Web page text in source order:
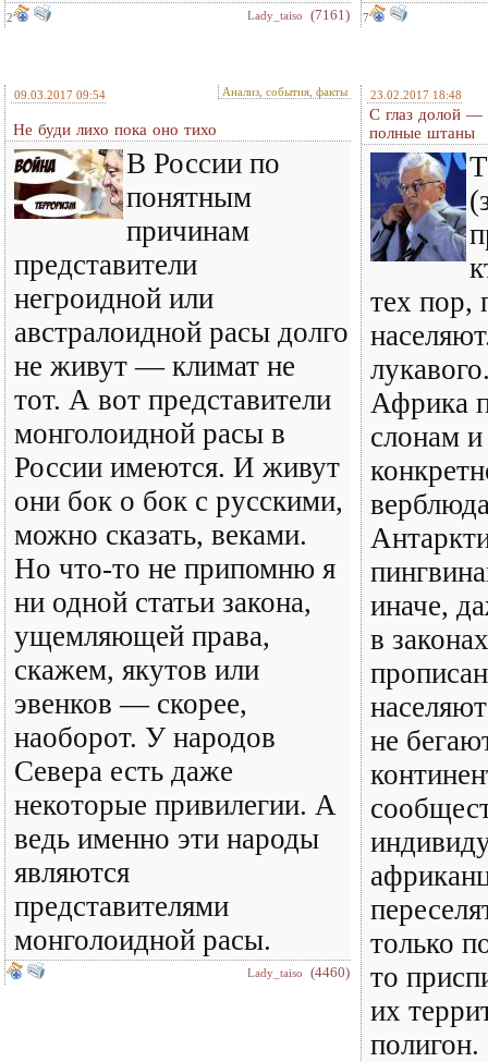
2 Lady_taiso (7161) 7
09.03.2017 09:54 Анализ, события, факты
Не буди лихо пока оно тихо
В России по
понятным
причинам
представители
негроидной или
австралоидной расы долго
не живут — климат не
тот. А вот представители
монголоидной расы в
России имеются. И живут
они бок о бок с русскими,
можно сказать, веками.
Но что-то не припомню я
ни одной статьи закона,
ущемляющей права,
скажем, якутов или
эвенков — скорее,
наоборот. У народов
Севера есть даже
некоторые привилегии. А
ведь именно эти народы
являются
представителями
монголоидной расы.
Lady_taiso (4460)
23.02.2017 18:48
С глаз долой —
полные штаны
тех пор,
Африка
слонам
иначе,
в
не
только
то
их
полигон.